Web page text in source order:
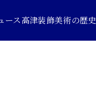
ース高津装飾美術の歴史